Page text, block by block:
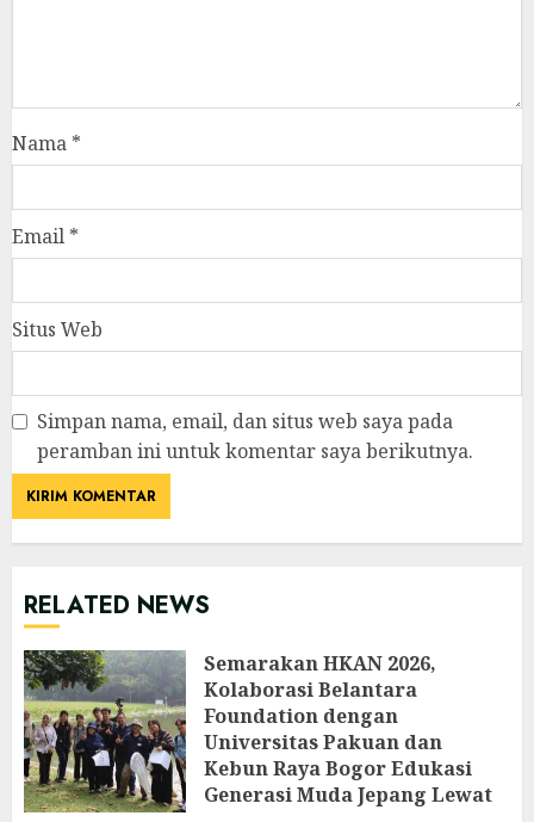
Nama *
Email *
Situs Web
Simpan nama, email, dan situs web saya pada
peramban ini untuk komentar saya berikutnya.
RELATED NEWS
Semarakan HKAN 2026,
Kolaborasi Belantara
Foundation dengan
Universitas Pakuan dan
Kebun Raya Bogor Edukasi
Generasi Muda Jepang Lewat